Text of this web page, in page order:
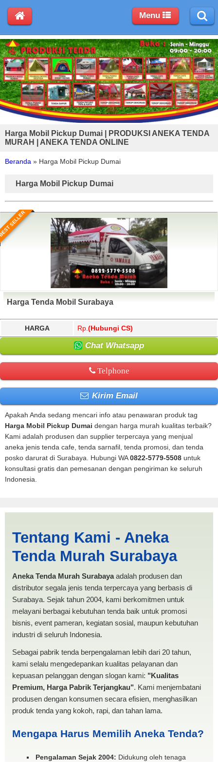
Harga Mobil Pickup Dumai | PRODUKSI ANEKA TENDA
MURAH | ANEKA TENDA ONLINE
Beranda » Harga Mobil Pickup Dumai
Harga Mobil Pickup Dumai
SELLER
Harga Tenda Mobil Surabaya
HARGA Rp. (Hubungi CS)
Chat Whatsapp
Telphone
Kirim Email
Apakah Anda sedang mencari info atau penawaran produk tag
Harga Mobil Pickup Dumai dengan harga murah kualitas terbaik?
Kami adalah produsen dan supplier terpercaya yang menjual
aneka jenis tenda cafe, tenda sarnafil, tenda promosi, dan tenda
posko darurat di Surabaya. Hubungi WA0822-5779-5508 untuk
konsultasi gratis dan pemesanan dengan pengiriman ke seluruh
Indonesia.
PRODUKSI ANEKA TENDA
MURAH
Tentang Kami - Aneka
Tenda Murah Surabaya
Aneka Tenda Murah Surabayaadalah produsen dan
distributor segala jenis tenda terpercaya yang berbasis di
Surabaya. Sejak tahun 2004, kami berkomitmen untuk
melayani berbagai kebutuhan tenda baik untuk promosi
bisnis, event pameran, kegiatan sosial, maupun kebutuhan
industri di seluruh Indonesia.
Sebagai pabrik tenda berpengalaman lebih dari 20 tahun,
kami selalu mengedepankan kualitas pelayanan dan
kepuasan pelanggan dengan slogan kami: "Kualitas
Premium, Harga Pabrik Terjangkau". Kami menjembatani
produsen dengan konsumen secara efisien, menghasilkan
produk tenda yang kokoh, rapi, dan tahan lama.
Mengapa Harus Memilih Aneka Tenda?
Pengalaman Sejak 2004: Didukung oleh tenaga
Menu